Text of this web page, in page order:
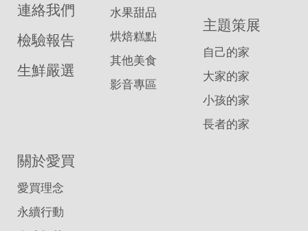
連絡我們
檢驗報告
生鮮嚴選
水果甜品
烘焙糕點
其他美食
影音專區
主題策展
自己的家
大家的家
小孩的家
長者的家
關於愛買
愛買理念
永續行動